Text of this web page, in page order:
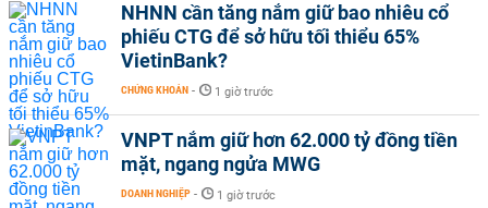
NHNN cần tăng nắm giữ bao nhiêu cổ
phiếu CTG để sở hữu tối thiểu 65%
VietinBank?
CHỨNG KHOÁN - 1 giờ trước
VNPT nắm giữ hơn 62.000 tỷ đồng tiền
mặt, ngang ngửa MWG
DOANH NGHIỆP - 1 giờ trước